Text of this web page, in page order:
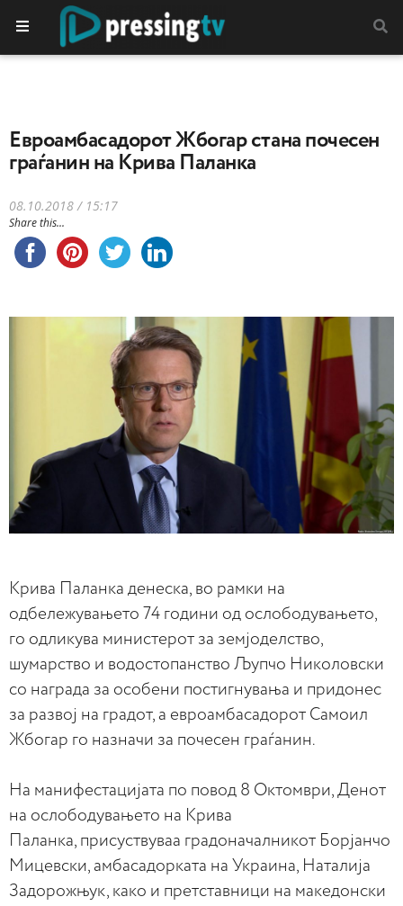
Евроамбасадорот Жбогар стана почесен
граѓанин на Крива Паланка
08.10.2018 / 15:17
Share this...
Крива Паланка денеска, во рамки на
одбележувањето 74 години од ослободувањето,
го одликува министерот за земјоделство,
шумарство и водостопанство Љупчо Николовски
со награда за особени постигнувања и придонес
за развој на градот, а евроамбасадорот Самоил
Жбогар го назначи за почесен граѓанин.
На манифестацијата по повод 8 Октомври, Денот
на ослободувањето на Крива
Паланка, присуствуваа градоначалникот Борјанчо
Мицевски, амбасадорката на Украина, Наталија
Задорожњук, како и претставници на македонски